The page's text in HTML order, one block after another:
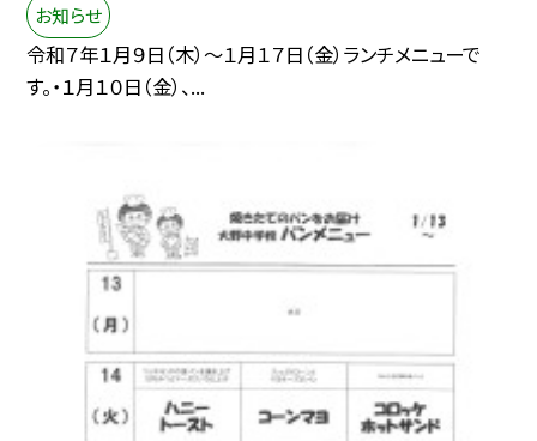
お知らせ
令和７年１月９日（木）～１月１７日（金）ランチメニューで
す。・１月１０日（金）、...